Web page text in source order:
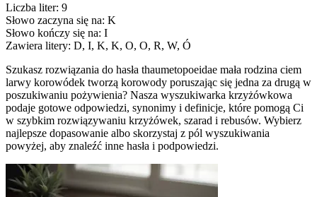
Liczba liter: 9
Słowo zaczyna się na: K
Słowo kończy się na: I
Zawiera litery: D, I, K, K, O, O, R, W, Ó
Szukasz rozwiązania do hasła thaumetopoeidae mała rodzina ciem
larwy korowódek tworzą korowody poruszając się jedna za drugą w
poszukiwaniu pożywienia? Nasza wyszukiwarka krzyżówkowa
podaje gotowe odpowiedzi, synonimy i definicje, które pomogą Ci
w szybkim rozwiązywaniu krzyżówek, szarad i rebusów. Wybierz
najlepsze dopasowanie albo skorzystaj z pól wyszukiwania
powyżej, aby znaleźć inne hasła i podpowiedzi.